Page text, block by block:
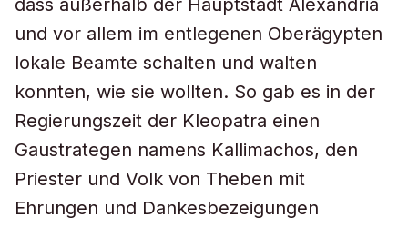
dass außerhalb der Hauptstadt Alexandria
und vor allem im entlegenen Oberägypten
lokale Beamte schalten und walten
konnten, wie sie wollten. So gab es in der
Regierungszeit der Kleopatra einen
Gaustrategen namens Kallimachos, den
Priester und Volk von Theben mit
Ehrungen und Dankesbezeigungen